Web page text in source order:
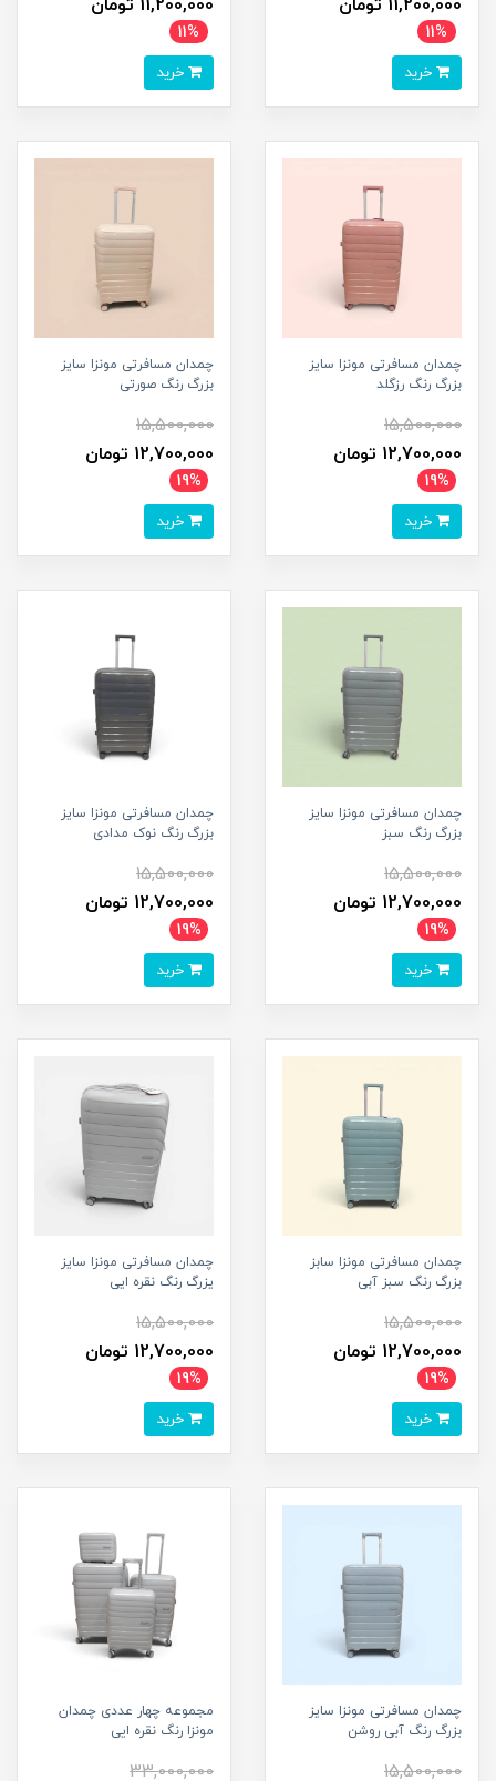
11,200,000 تومان
11%
11,200,000 تومان
11%
چمدان مسافرتی مونزا سایز
بزرگ رنگ رزگلد
15,500,000
12,700,000 تومان
19%
چمدان مسافرتی مونزا سایز
بزرگ رنگ صورتی
15,500,000
12,700,000 تومان
19%
چمدان مسافرتی مونزا سایز
بزرگ رنگ سبز
15,500,000
12,700,000 تومان
19%
چمدان مسافرتی مونزا سایز
بزرگ رنگ نوک مدادی
15,500,000
12,700,000 تومان
19%
چمدان مسافرتی مونزا سابز
بزرگ رنگ سبز آبی
15,500,000
12,700,000 تومان
19%
چمدان مسافرتی مونزا سایز
یزرگ رنگ نقره ایی
15,500,000
12,700,000 تومان
19%
چمدان مسافرتی مونزا سایز
بزرگ رنگ آبی روشن
15,500,000
مجموعه چهار عددی چمدان
مونزا رنگ نقره ایی
33,000,000